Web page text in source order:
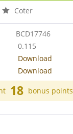
Coter
BCD17746
0.115
Download
Download
18 bonus points